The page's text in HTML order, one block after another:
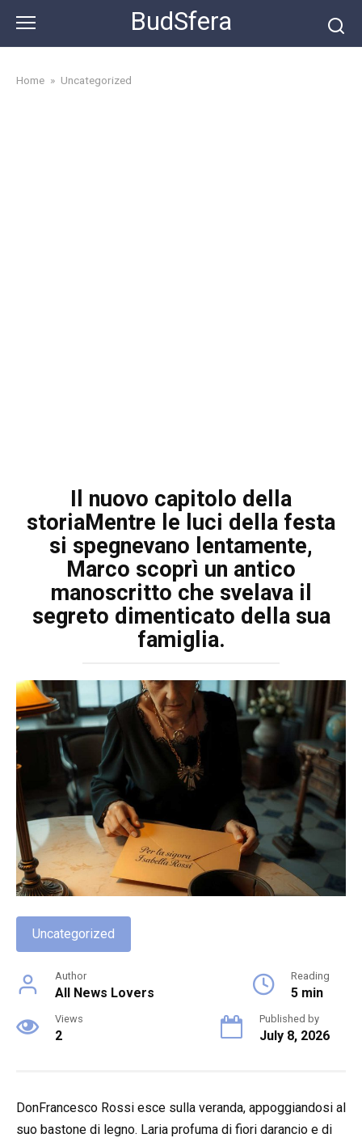
content
BudSfera
Home » Uncategorized
Il nuovo capitolo della
storiaMentre le luci della festa
si spegnevano lentamente,
Marco scoprì un antico
manoscritto che svelava il
segreto dimenticato della sua
famiglia.
Uncategorized
Author
All News Lovers
Reading
5 min
Views
2
Published by
July 8, 2026
DonFrancesco Rossi esce sulla veranda, appoggiandosi al
suo bastone di legno. Laria profuma di fiori darancio e di